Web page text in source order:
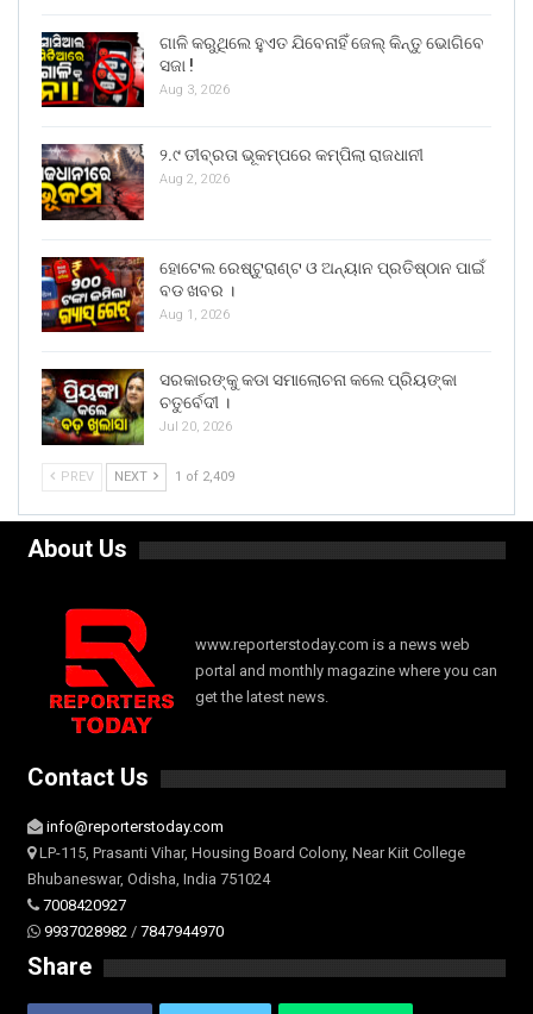
ଗାଳି କରୁଥିଲେ ହୁଏତ ଯିବେନାହିଁ ଜେଲ୍ କିନ୍ତୁ ଭୋଗିବେ
ସଜା !
Aug 3, 2026
୨.୯ ତୀବ୍ରତା ଭୂକମ୍ପରେ କମ୍ପିଲା ରାଜଧାନୀ
Aug 2, 2026
ହୋଟେଲ ରେଷ୍ଟୁରାଣ୍ଟ ଓ ଅନ୍ୟାନ ପ୍ରତିଷ୍ଠାନ ପାଇଁ
ବଡ ଖବର ।
Aug 1, 2026
ସରକାରଙ୍କୁ କଡା ସମାଲୋଚନା କଲେ ପ୍ରିୟଙ୍କା
ଚତୁର୍ବେଦୀ ।
Jul 20, 2026
PREV NEXT 1 of 2,409
About Us
www.reporterstoday.com is a news web
portal and monthly magazine where you can
get the latest news.
Contact Us
info@reporterstoday.com
LP-115, Prasanti Vihar, Housing Board Colony, Near Kiit College
Bhubaneswar, Odisha, India 751024
7008420927
9937028982 / 7847944970
Share